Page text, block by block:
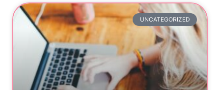
UNCATEGORIZED